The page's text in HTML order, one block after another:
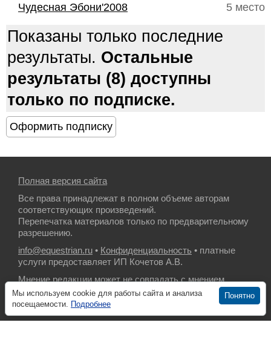
5 место
Чудесная Эбони'2008
Показаны только последние
результаты. Остальные
результаты (8) доступны
только по подписке.
Полная версия сайта
Все права принадлежат в полном объеме авторам
соответствующих произведений.
Перепечатка материалов только по предварительному
разрешению.
info@equestrian.ru • Конфиденциальность • платные
услуги предоставляет ИП Кочетов А.В.
Мнение редакции может не совпадать с мнением
авторов.
Понятно
Мы используем cookie для работы сайта и анализа
посещаемости. Подробнее